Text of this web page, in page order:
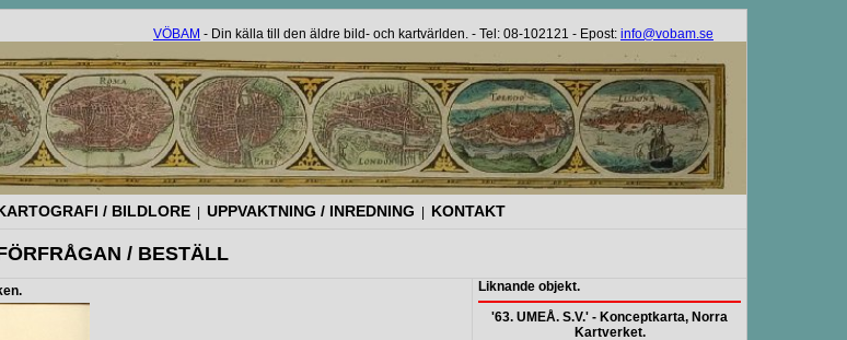
VÖBAM - Din källa till den äldre bild- och kartvärlden. - Tel: 08-102121 - Epost: info@vobam.se
/ BILDLORE UPPVAKTNING / INREDNING KONTAKT
/ BESTÄLL
Liknande objekt.
'63. UMEÅ. S.V.' - Konceptkarta, Norra
Kartverket.